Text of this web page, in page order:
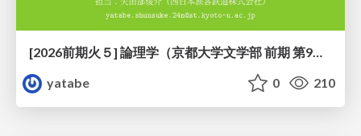
[2026前期火５] 論理学（京都大学文学部 前期 第9回）「正規化の停止性——ヒドラゲームによる証明」
yatabe
0 210